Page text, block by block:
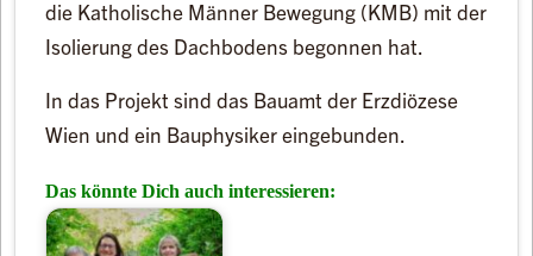
die Katholische Männer Bewegung (KMB) mit der
Isolierung des Dachbodens begonnen hat.
In das Projekt sind das Bauamt der Erzdiözese
Wien und ein Bauphysiker eingebunden.
Das könnte Dich auch interessieren: